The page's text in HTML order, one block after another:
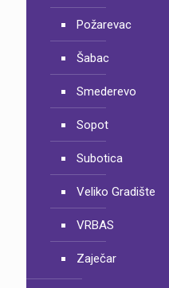
Požarevac
Šabac
Smederevo
Sopot
Subotica
Veliko Gradište
VRBAS
Zaječar